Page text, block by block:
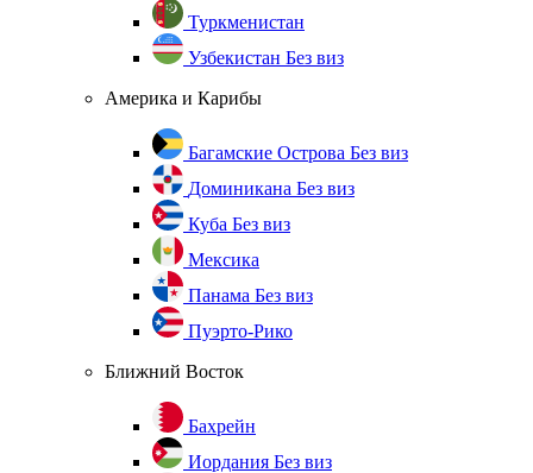
Туркменистан
Узбекистан Без виз
Америка и Карибы
Багамские Острова Без виз
Доминикана Без виз
Куба Без виз
Мексика
Панама Без виз
Пуэрто-Рико
Ближний Восток
Бахрейн
Иордания Без виз